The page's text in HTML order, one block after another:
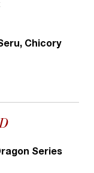
Chicory
Series